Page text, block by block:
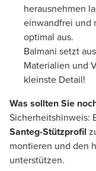
herausnehmen
einwandfrei und
optimal aus.
Balmani setzt
Materialien und
kleinste Detail!
Was sollten Sie
Sicherheitshinweis:
Santeg-Stützprofil
montieren und den
unterstützen.